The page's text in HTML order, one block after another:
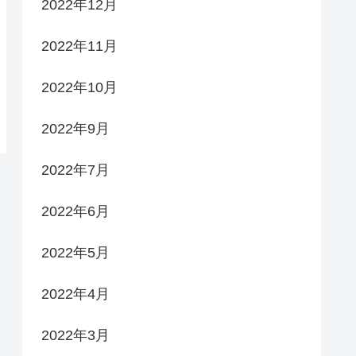
2022年12月
2022年11月
2022年10月
2022年9月
2022年7月
2022年6月
2022年5月
2022年4月
2022年3月